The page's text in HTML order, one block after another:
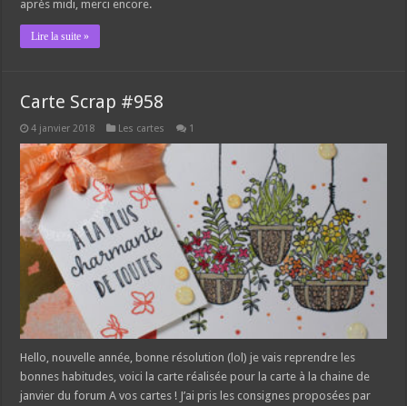
après midi, merci encore.
Lire la suite »
Carte Scrap #958
4 janvier 2018 Les cartes 1
Hello, nouvelle année, bonne résolution (lol) je vais reprendre les
bonnes habitudes, voici la carte réalisée pour la carte à la chaine de
janvier du forum A vos cartes ! J’ai pris les consignes proposées par